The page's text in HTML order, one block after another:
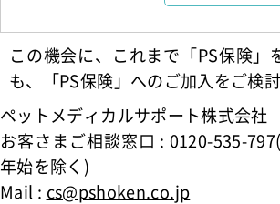
この機会に、これまで「PS保険
も、「PS保険」へのご加入をご検
ペットメディカルサポート株式会社
お客さまご相談窓口 : 0120-535-
年始を除く)
Mail : cs@pshoken.co.jp